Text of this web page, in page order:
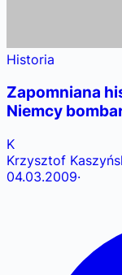
Historia
Zapomniana
Niemcy
K
Krzysztof
04.03.2009·